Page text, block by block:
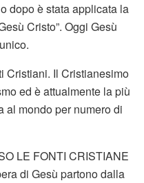
dopo è stata applicata la
Cristo”. Oggi Gesù
Cristiani. Il Cristianesimo
ed è attualmente la più
al mondo per numero di
LE FONTI CRISTIANE
di Gesù partono dalla